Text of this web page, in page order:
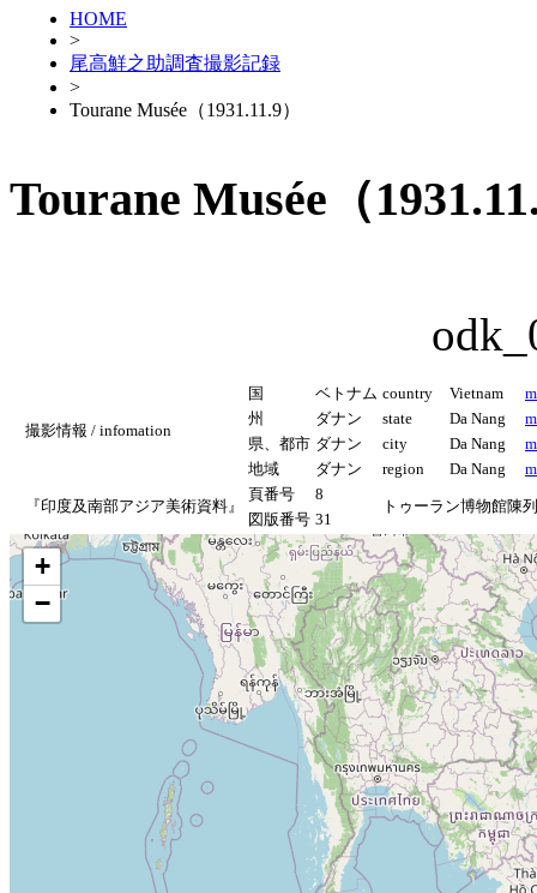
HOME
>
尾高鮮之助調査撮影記録
>
Tourane Musée（1931.11.9）
Tourane Musée（
撮影情報 / infomation
国 ベトナム country Vietnam
州
ダナン state Da Nang
県、都市 ダナン city Da Nang
地域
ダナン region Da Nang
『印度及南部アジア美術資料』
頁番号 8
トゥーラン博物館陳
図版番号 31
+
−